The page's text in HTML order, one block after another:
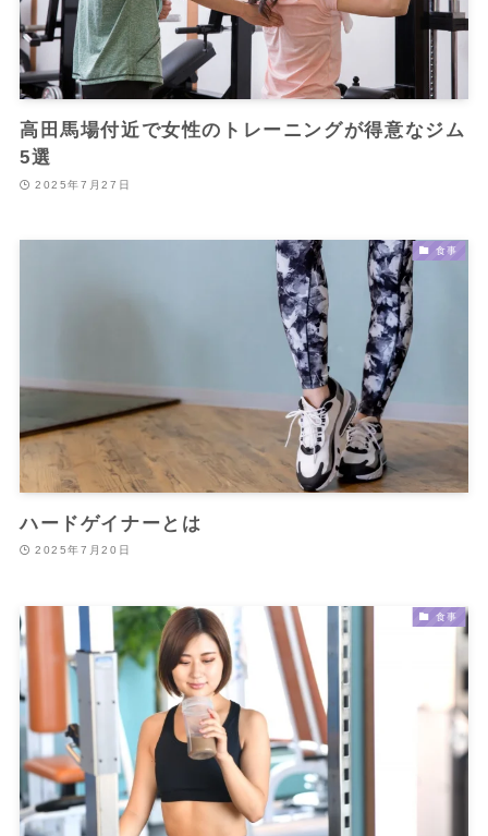
高田馬場付近で女性のトレーニングが得意なジム
5選
2025年7月27日
食事
ハードゲイナーとは
2025年7月20日
食事